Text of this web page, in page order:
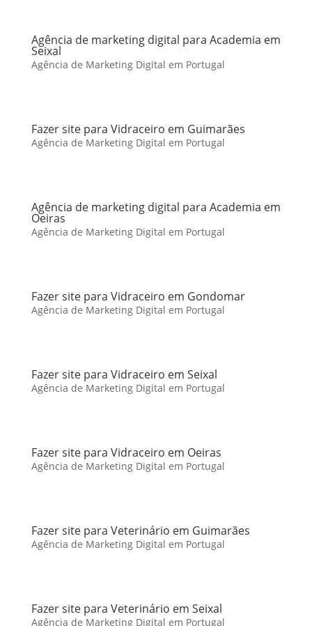
Agência de marketing digital para Academia em
Seixal
Agência de Marketing Digital em Portugal
Fazer site para Vidraceiro em Guimarães
Agência de Marketing Digital em Portugal
Agência de marketing digital para Academia em
Oeiras
Agência de Marketing Digital em Portugal
Fazer site para Vidraceiro em Gondomar
Agência de Marketing Digital em Portugal
Fazer site para Vidraceiro em Seixal
Agência de Marketing Digital em Portugal
Fazer site para Vidraceiro em Oeiras
Agência de Marketing Digital em Portugal
Fazer site para Veterinário em Guimarães
Agência de Marketing Digital em Portugal
Fazer site para Veterinário em Seixal
Agência de Marketing Digital em Portugal